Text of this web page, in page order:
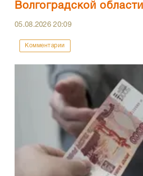
Волгоградской области
05.08.202620:09
Комментарии